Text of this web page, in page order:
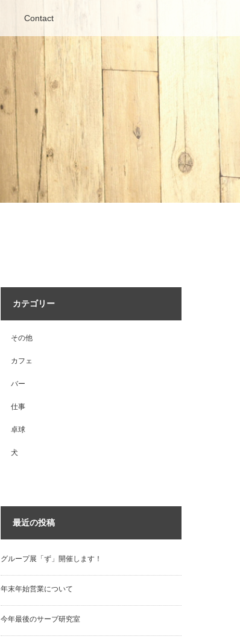
Contact
カテゴリー
その他
カフェ
バー
仕事
卓球
犬
最近の投稿
グループ展「ず」開催します！
年末年始営業について
今年最後のサーブ研究室